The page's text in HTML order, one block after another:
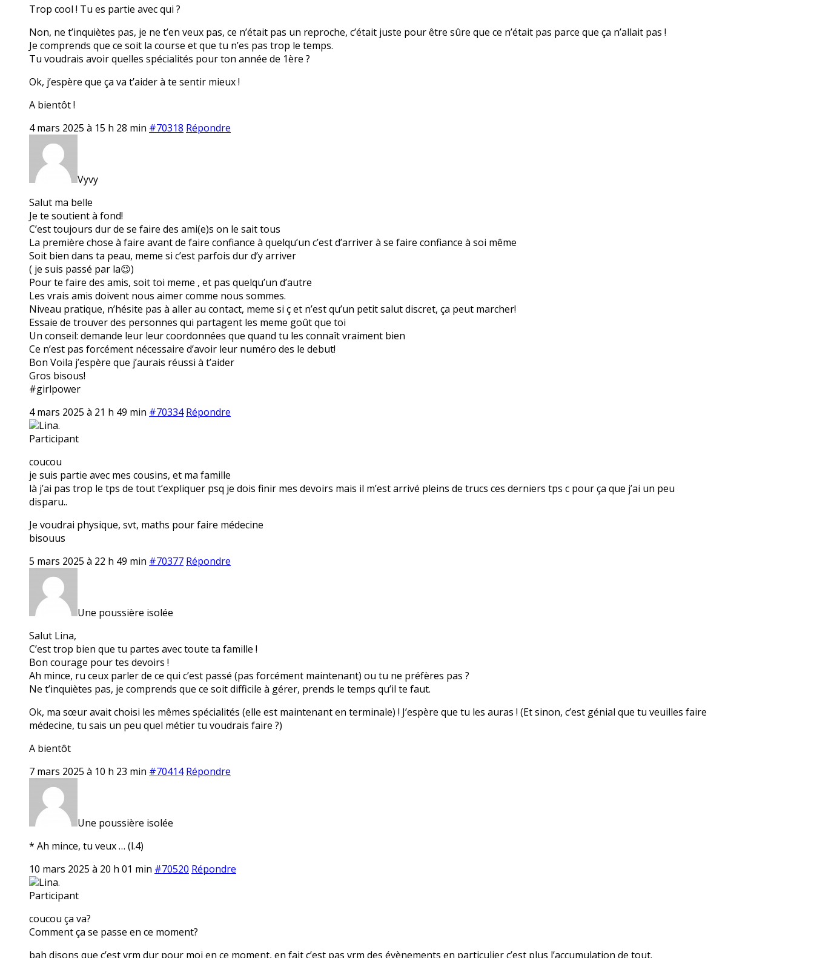
Trop cool ! Tu es partie avec qui ?
Non, ne t’inquiètes pas, je ne t’en veux pas, ce n’était pas un reproche, c’était juste pour être sûre que ce n’était pas parce que ça n’allait pas !
Je comprends que ce soit la course et que tu n’es pas trop le temps.
Tu voudrais avoir quelles spécialités pour ton année de 1ère ?
Ok, j’espère que ça va t’aider à te sentir mieux !
A bientôt !
4 mars 2025 à 15 h 28 min #70318 Répondre
Vyvy
Salut ma belle
Je te soutient à fond!
C’est toujours dur de se faire des ami(e)s on le sait tous
La première chose à faire avant de faire confiance à quelqu’un c’est d’arriver à se faire confiance à soi même
Soit bien dans ta peau, meme si c’est parfois dur d’y arriver
( je suis passé par la😉)
Pour te faire des amis, soit toi meme , et pas quelqu’un d’autre
Les vrais amis doivent nous aimer comme nous sommes.
Niveau pratique, n’hésite pas à aller au contact, meme si ç et n’est qu’un petit salut discret, ça peut marcher!
Essaie de trouver des personnes qui partagent les meme goût que toi
Un conseil: demande leur leur coordonnées que quand tu les connaît vraiment bien
Ce n’est pas forcément nécessaire d’avoir leur numéro des le debut!
Bon Voila j’espère que j’aurais réussi à t’aider
Gros bisous!
#girlpower
4 mars 2025 à 21 h 49 min #70334 Répondre
Lina.
Participant
coucou
je suis partie avec mes cousins, et ma famille
là j’ai pas trop le tps de tout t’expliquer psq je dois finir mes devoirs mais il m’est arrivé pleins de trucs ces derniers tps c pour ça que j’ai un peu
disparu..
Je voudrai physique, svt, maths pour faire médecine
bisouus
5 mars 2025 à 22 h 49 min #70377 Répondre
Une poussière isolée
Salut Lina,
C’est trop bien que tu partes avec toute ta famille !
Bon courage pour tes devoirs !
Ah mince, ru ceux parler de ce qui c’est passé (pas forcément maintenant) ou tu ne préfères pas ?
Ne t’inquiètes pas, je comprends que ce soit difficile à gérer, prends le temps qu’il te faut.
Ok, ma sœur avait choisi les mêmes spécialités (elle est maintenant en terminale) ! J’espère que tu les auras ! (Et sinon, c’est génial que tu veuilles faire
médecine, tu sais un peu quel métier tu voudrais faire ?)
A bientôt
7 mars 2025 à 10 h 23 min #70414 Répondre
Une poussière isolée
* Ah mince, tu veux … (l.4)
10 mars 2025 à 20 h 01 min #70520 Répondre
Lina.
Participant
coucou ça va?
Comment ça se passe en ce moment?
bah disons que c’est vrm dur pour moi en ce moment, en fait c’est pas vrm des évènements en particulier c’est plus l’accumulation de tout.